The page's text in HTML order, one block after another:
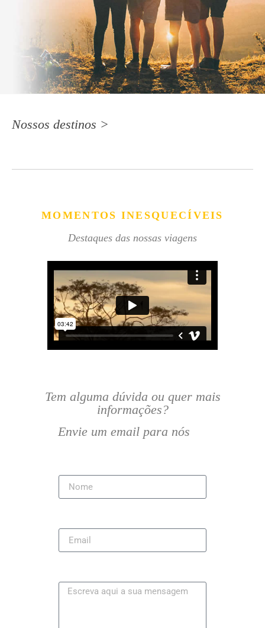
Nossos destinos >
MOMENTOS INESQUECÍVEIS
Destaques das nossas viagens
Tem alguma dúvida ou quer mais
informações?
Envie um email para nós